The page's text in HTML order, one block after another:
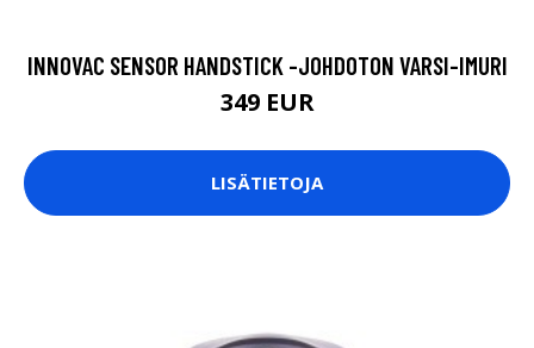
INNOVAC SENSOR HANDSTICK -JOHDOTON VARSI-IMURI
349 EUR
LISÄTIETOJA